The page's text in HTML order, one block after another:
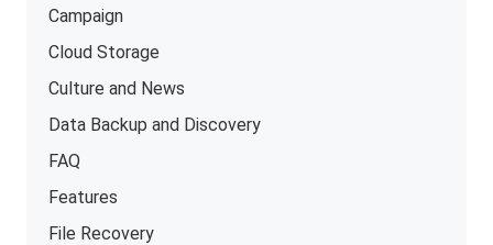
Campaign
Cloud Storage
Culture and News
Data Backup and Discovery
FAQ
Features
File Recovery